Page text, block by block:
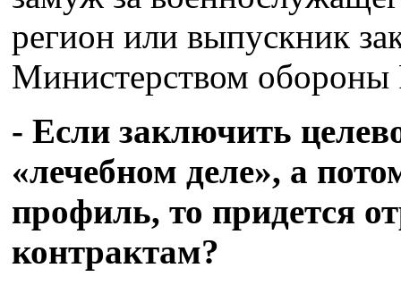
регион или выпускник
Министерством
- Если заключить
«лечебном деле», а
профиль, то придется
контрактам?